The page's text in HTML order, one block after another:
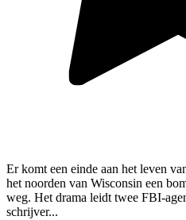
Er komt een einde aan het leven
het noorden van Wisconsin een
weg. Het drama leidt twee FBI-
schrijver...